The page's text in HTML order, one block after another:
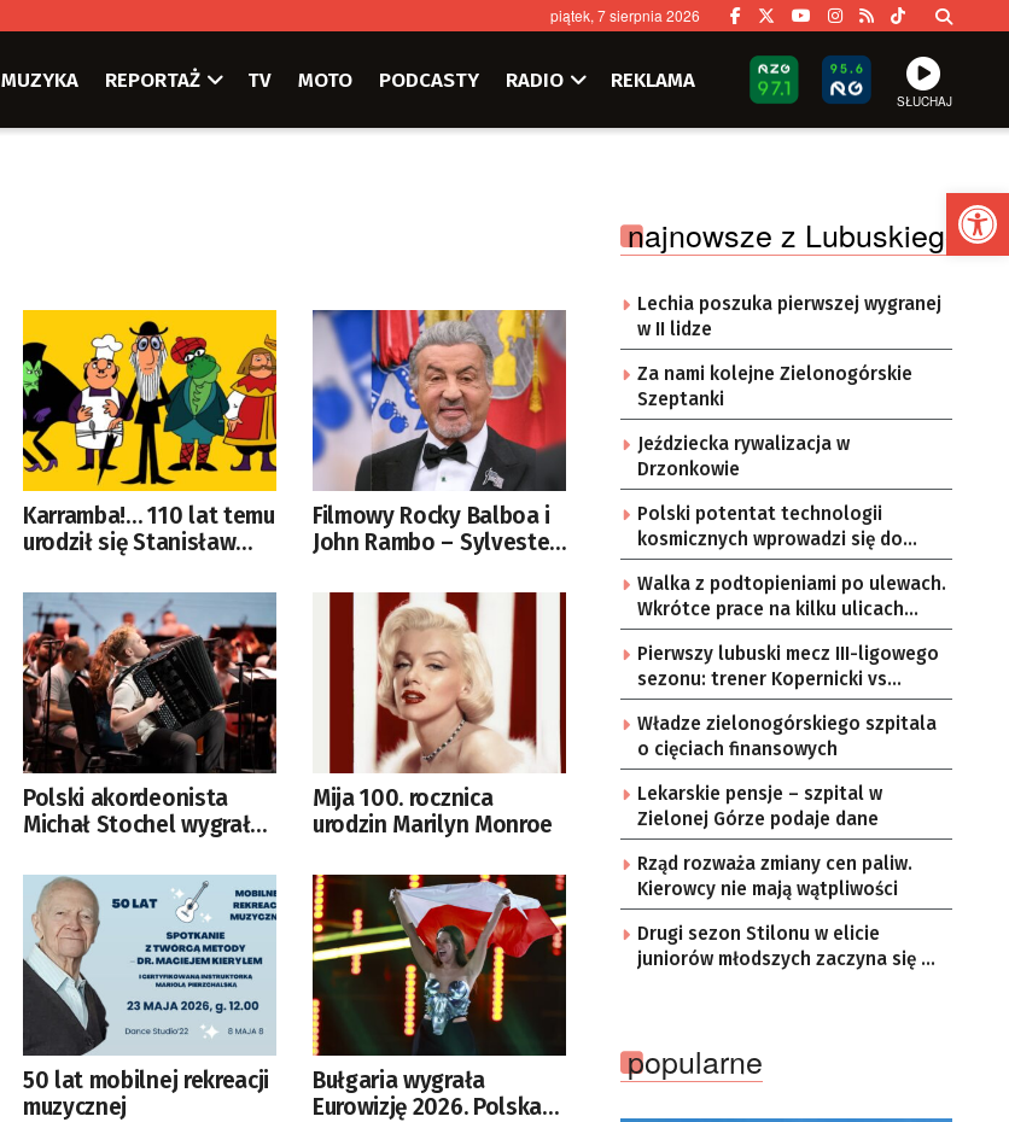
piątek, 7 sierpnia 2026
MUZYKA REPORTAŻ TV MOTO PODCASTY RADIO REKLAMA
SŁUCHAJ
Karramba!… 110 lat temu
urodził się Stanisław
przygód Baltazara Gąbki
Filmowy Rocky Balboa i
John Rambo – Sylvester
Polski akordeonista
Michał Stochel wygrał
Młodych Muzyków
Mija 100. rocznica
urodzin Marilyn Monroe
50 lat mobilnej rekreacji
muzycznej
Bułgaria wygrała
Eurowizję 2026. Polska
najnowsze z Lubuskiego
Lechia poszuka pierwszej wygranej
w II lidze
Za nami kolejne Zielonogórskie
Szeptanki
Jeździecka rywalizacja w
Drzonkowie
Polski potentat technologii
kosmicznych wprowadzi się do
Zielonej Góry
Walka z podtopieniami po ulewach.
Wkrótce prace na kilku ulicach
Gorzowa
Pierwszy lubuski mecz III-ligowego
sezonu: trener Kopernicki vs
starzy znajomi
Władze zielonogórskiego szpitala
o cięciach finansowych
Lekarskie pensje – szpital w
Zielonej Górze podaje dane
Rząd rozważa zmiany cen paliw.
Kierowcy nie mają wątpliwości
Drugi sezon Stilonu w elicie
juniorów młodszych zaczyna się w
popularne